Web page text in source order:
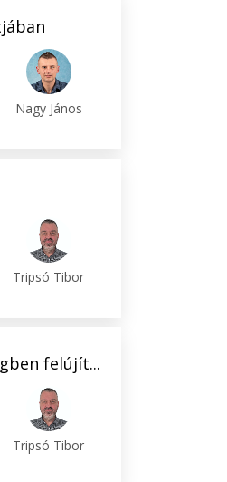
Nagy János
Tripsó Tibor
felújít...
Tripsó Tibor